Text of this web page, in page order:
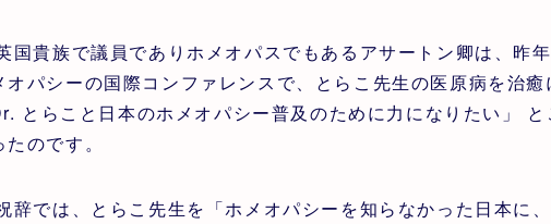
貴族で議員でありホメオパスでもあるアサートン卿は、昨
オパシーの国際コンファレンスで、とらこ先生の医原病を治
とらこと日本のホメオパシー普及のために力になりたい」
のです。
では、とらこ先生を「ホメオパシーを知らなかった日本に